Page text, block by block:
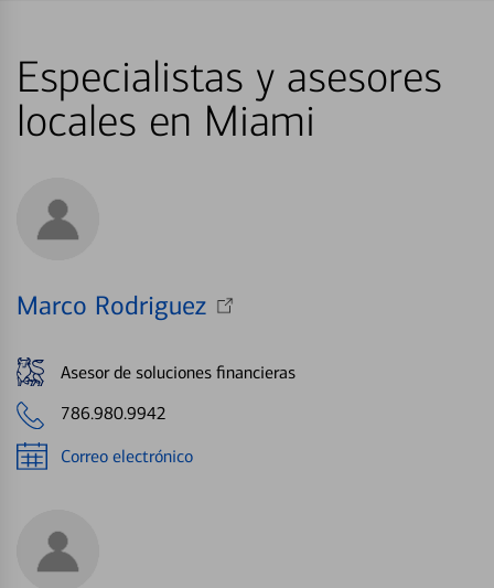
Especialistas y asesores
locales en Miami
Marco Rodriguez
Asesor de soluciones financieras
786.980.9942
Correo electrónico